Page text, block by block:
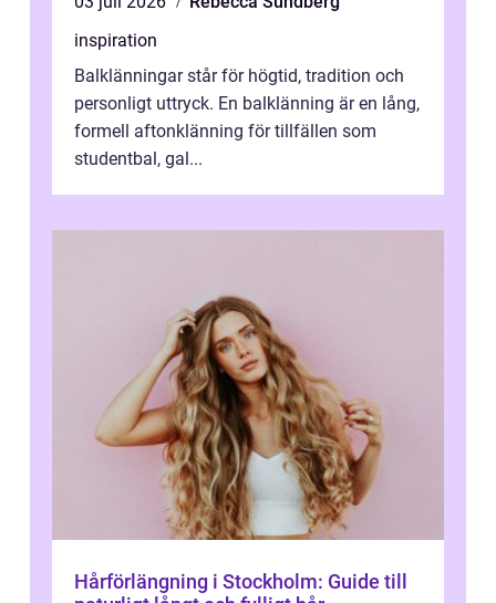
inspiration
Balklänningar står för högtid, tradition och
personligt uttryck. En balklänning är en lång,
formell aftonklänning för tillfällen som
studentbal, gal...
Hårförlängning i Stockholm: Guide till